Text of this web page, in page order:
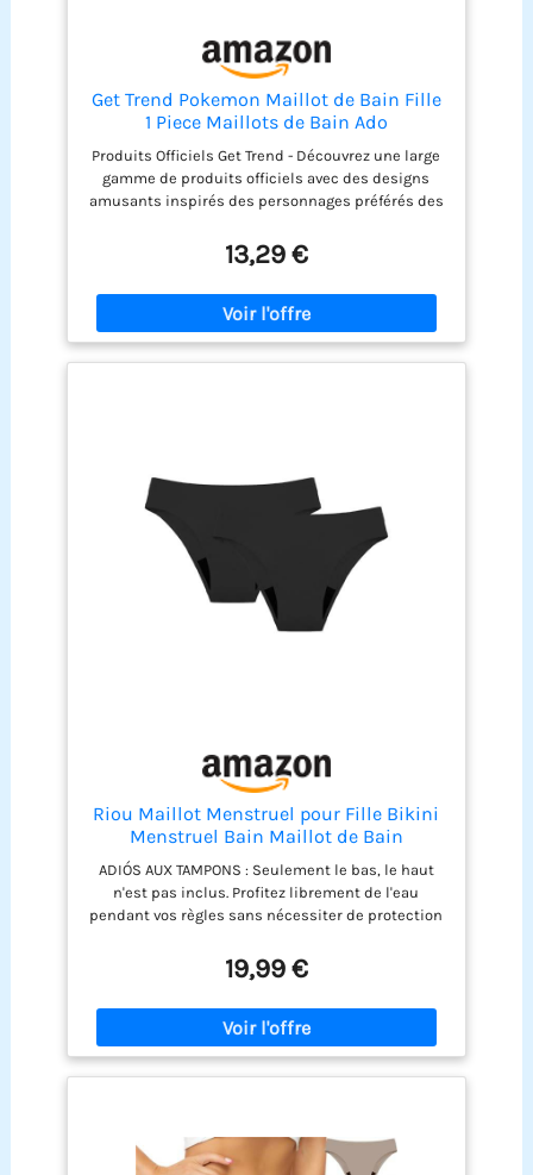
Get Trend Pokemon Maillot de Bain Fille
1 Piece Maillots de Bain Ado
Confortables et Extensibles Cadeau Fille
Plage Piscine et Vacances (13-14 Ans,
Multi Pokemon)
Produits Officiels Get Trend - Découvrez une large
gamme de produits officiels avec des designs
amusants inspirés des personnages préférés des
disponibles. Maillot de Bain Enfant Fille - Notre
maillot de bain fille est proposé en plusieurs
tailles pour tout-petits, enfants et ados. Son tissu
extensible assure un ajustement idéal. Consultez
les images pour le guide des tailles. Tailles
Disponibles - Nos maillots de bain fille sont
maillot de bain enfants offre une liberté de
mouvement optimale, idéal pour jouer dans l’eau
ou sur le sable. Idée Cadeau Fille - Ce maillot de
bain est le cadeau idéale pour un anniversaire,
des vacances d’été ou toute autre occasion !
Offrez-lui un maillot bain fille aux couleurs de son
personnage préféré.
13,29 €
Riou Maillot Menstruel pour Fille Bikini
Menstruel Bain Maillot de Bain
Menstruels Femme Culottes Femme
Confortables et Douces Bikinis
Menstruels V-Shape Culotte Bikini
Femmes Sexy Maillot de Bikinis
ADIÓS AUX TAMPONS : Seulement le bas, le haut
n'est pas inclus. Profitez librement de l'eau
pendant vos règles sans nécessiter de protection
pour fille et femme. Confort et discrétion garantis
pendant votre cycle. Oubliez le stress des fuites :
notre bikini menstruel pour fille absorbe et
protège contre les fuites. Idéal pour nager, bronzer
et profiter de la piscine ou de la plage.
Imperméable : le bas du bikini est fabriqué en
protection maximale pendant la natation et les
activités aquatiques. 【Occasions applicables】
19,99 €